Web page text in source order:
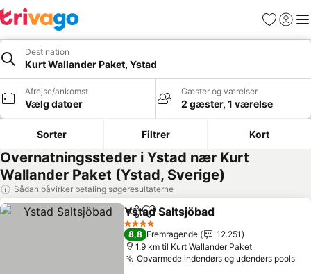
Favoritter
Log ind
Destination
Kurt Wallander Paket, Ystad
Afrejse/ankomst
Vælg datoer
Gæster og værelser
2 gæster, 1 værelse
Sorter Filtrer Kort
Overnatningssteder i Ystad nær Kurt
Wallander Paket (Ystad, Sverige)
Sådan påvirker betaling søgeresultaterne
Del Føj til favoritter
Ystad Saltsjöbad
4 Stjerner
8,8 Fremragende
12.251
1.9 km til Kurt Wallander Paket
Opvarmede indendørs og udendørs pools